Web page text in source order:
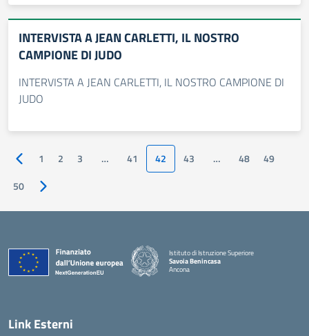
INTERVISTA A JEAN CARLETTI, IL NOSTRO
CAMPIONE DI JUDO
INTERVISTA A JEAN CARLETTI, IL NOSTRO CAMPIONE DI
JUDO
Pagina precedente
1 2 3 … 41 42 43 … 48
49
50
Pagina successiva
Istituto di Istruzione Superiore
Savoia Benincasa
Ancona
Link Esterni